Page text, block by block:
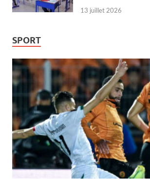
13 juillet 2026
SPORT